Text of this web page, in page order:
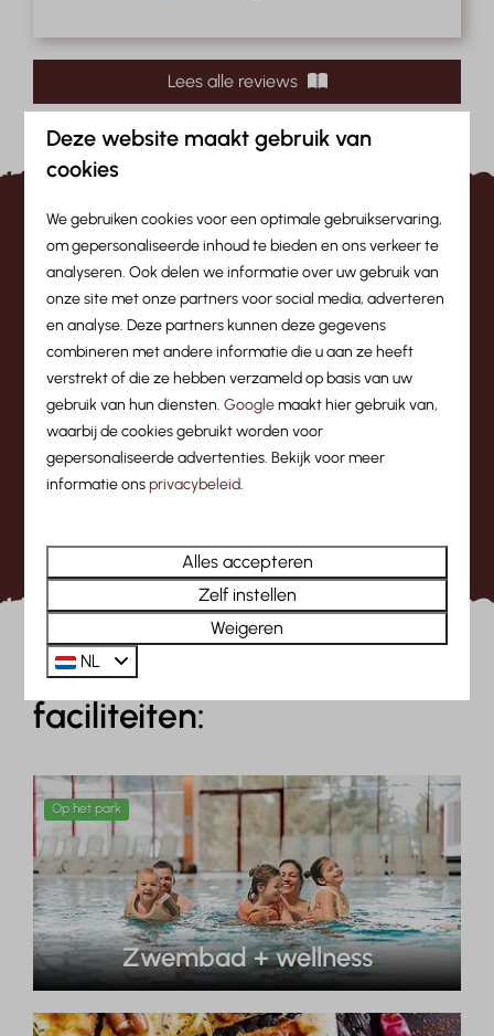
Lees alle reviews
Wat eerdere gasten ons
vroegen:
Is er een gratis skibus / wandelbus?
Zijn honden welkom bij Camping am
Arlberg?
Zijn er kampeerplaatsen met privé
Een greep uit onze
faciliteiten:
Op het park
Zwembad + wellness
Deze website maakt gebruik van
cookies
We gebruiken cookies voor een optimale gebruikservaring,
om gepersonaliseerde inhoud te bieden en ons verkeer te
analyseren. Ook delen we informatie over uw gebruik van
onze site met onze partners voor social media, adverteren
en analyse. Deze partners kunnen deze gegevens
combineren met andere informatie die u aan ze heeft
verstrekt of die ze hebben verzameld op basis van uw
gebruik van hun diensten.Googlemaakt hier gebruik van,
waarbij de cookies gebruikt worden voor
gepersonaliseerde advertenties. Bekijk voor meer
informatie onsprivacybeleid.
Alles accepteren
Zelf instellen
Weigeren
NL